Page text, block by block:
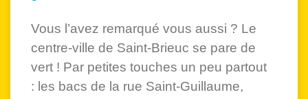
Vous l’avez remarqué vous aussi ? Le
centre-ville de Saint-Brieuc se pare de
vert ! Par petites touches un peu partout
: les bacs de la rue Saint-Guillaume,